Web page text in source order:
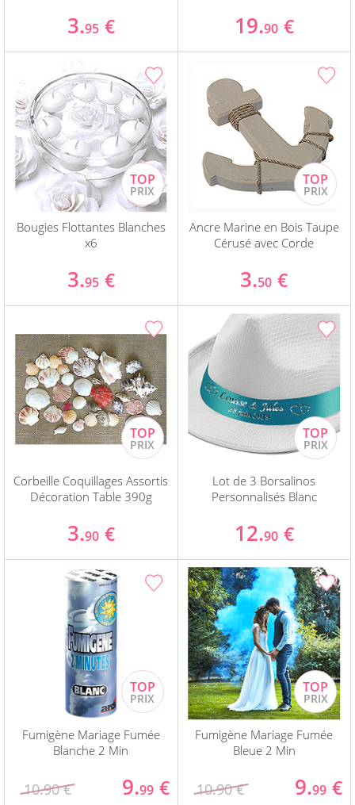
3.95 € 19.90 €
Bougies Flottantes Blanches
x6
3.95 €
Ancre Marine en Bois Taupe
Cérusé avec Corde
3.50 €
Corbeille Coquillages Assortis
Décoration Table 390g
3.90 €
Lot de 3 Borsalinos
Personnalisés Blanc
12.90 €
Fumigène Mariage Fumée
Blanche 2 Min
10.90 € 9.99 €
Fumigène Mariage Fumée
Bleue 2 Min
10.90 € 9.99 €